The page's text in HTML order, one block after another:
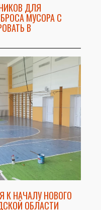
ДЛЯ
МУСОРА С
В
К НАЧАЛУ НОВОГО
ОБЛАСТИ